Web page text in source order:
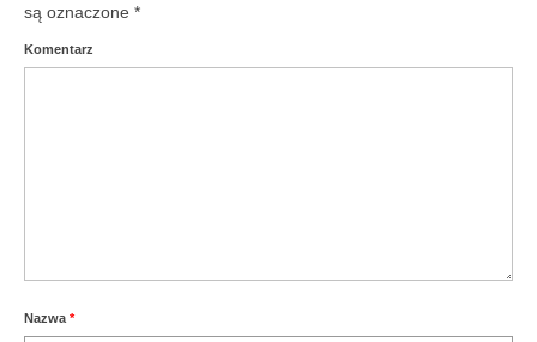
są oznaczone *
Komentarz
Nazwa *